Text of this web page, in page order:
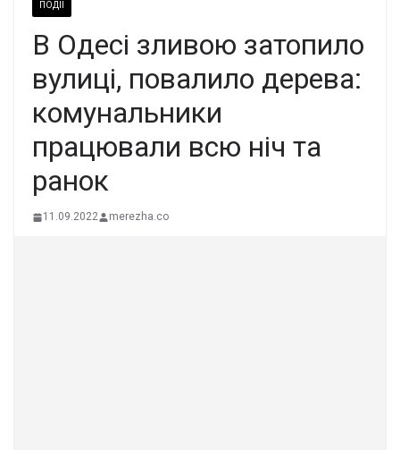
ПОДІЇ
В Одесі зливою затопило
вулиці, повалило дерева:
комунальники
працювали всю ніч та
ранок
11.09.2022 merezha.co